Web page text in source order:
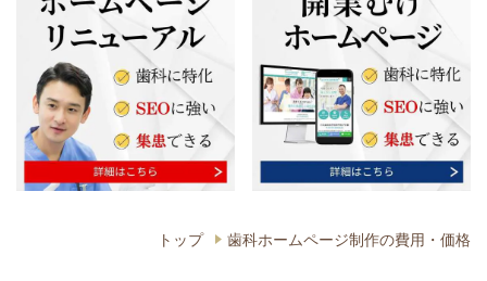
トップ 歯科ホームページ制作の費用・価格